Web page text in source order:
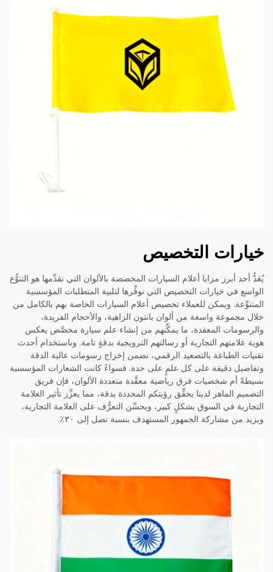
خيارات التخصيص
يُعَدُّ أحد أبرز مزايا أعلام السيارات المخصصة بالألوان التي نقدِّمها هو التنوُّع
الواسع في خيارات التخصيص التي نوفِّرها لتلبية المتطلبات المؤسسية
المتنوِّعة. ويمكن للعملاء تخصيص أعلام السيارات الخاصة بهم بالكامل من
خلال مجموعة واسعة من ألوان بانتون الزاهية، والأحجام الفريدة،
والرسومات المعقدة، ما يمكِّنهم من إنشاء علم سيارة مخصَّص يعكس
هوية علامتهم التجارية أو رسالتهم الترويجية بدقةٍ تامة. وباستخدام أحدث
تقنيات الطباعة بالتصعيد الرقمي، نضمن إخراج رسومات عالية الدقة
وتفاصيل دقيقة على كل علمٍ على حدة. فسواءً كانت الشعارات المؤسسية
بسيطةً أم شخصيات فرق رياضية معقَّدة متعددة الألوان، فإن فريق
التصميم الماهر لدينا يحقِّق رؤيتكم المحددة بدقة، مما يعزِّز تأثير العلامة
التجارية في السوق بشكلٍ كبير، ويحسِّن التعرُّف على العلامة التجارية،
ويزيد من مشاركة الجمهور المستهدف بنسبة تصل إلى ٣٠٪.